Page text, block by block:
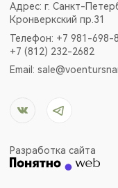
Адрес:г. Санкт-
Кронверкский пр.31
Телефон: +7 981-698-
+7 (812) 232-2682
Email:
Разработка сайта